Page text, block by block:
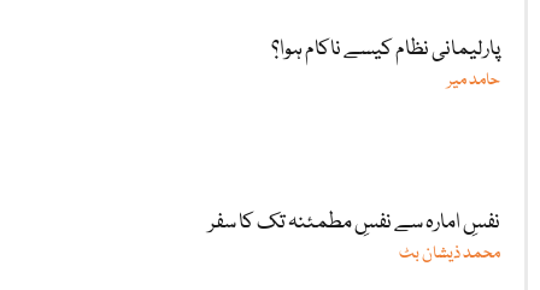
پارلیمانی نظام کیسے ناکام ہوا؟
حامد میر
نفسِ امارہ سے نفسِ مطمئنہ تک کا سفر
محمد ذیشان بٹ